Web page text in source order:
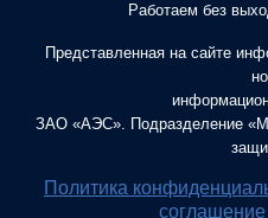
Работаем без
Представленная на сайте
ЗАО «АЭС». Подразделение
Политика
соглашение